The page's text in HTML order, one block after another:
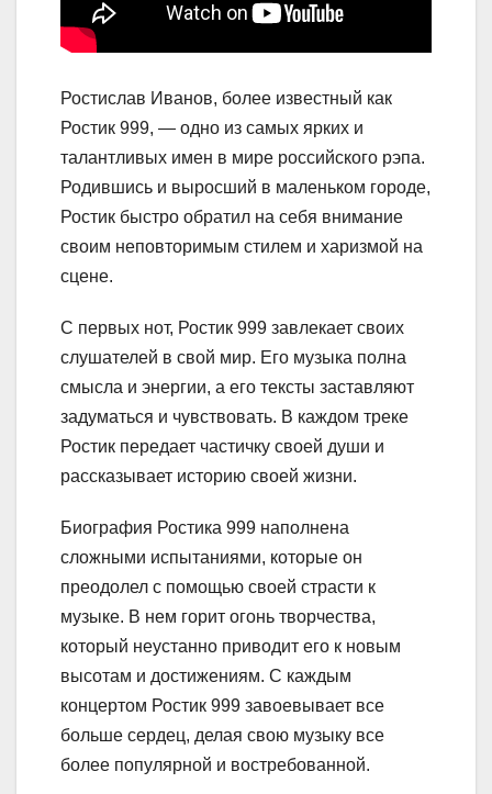
Ростислав Иванов, более известный как
Ростик 999, — одно из самых ярких и
талантливых имен в мире российского рэпа.
Родившись и выросший в маленьком городе,
Ростик быстро обратил на себя внимание
своим неповторимым стилем и харизмой на
сцене.
С первых нот, Ростик 999 завлекает своих
слушателей в свой мир. Его музыка полна
смысла и энергии, а его тексты заставляют
задуматься и чувствовать. В каждом треке
Ростик передает частичку своей души и
рассказывает историю своей жизни.
Биография Ростика 999 наполнена
сложными испытаниями, которые он
преодолел с помощью своей страсти к
музыке. В нем горит огонь творчества,
который неустанно приводит его к новым
высотам и достижениям. С каждым
концертом Ростик 999 завоевывает все
больше сердец, делая свою музыку все
более популярной и востребованной.